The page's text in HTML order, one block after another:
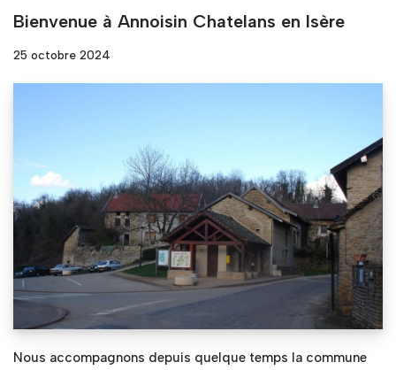
Bienvenue à Annoisin Chatelans en Isère
25 octobre 2024
Nous accompagnons depuis quelque temps la commune